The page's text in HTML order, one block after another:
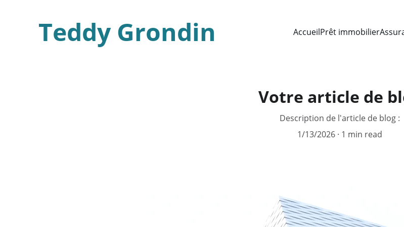
Teddy Grondin AccueilPrêt immobilier
Votre article de
Description de l'article de blog :
1/13/2026 1 min read